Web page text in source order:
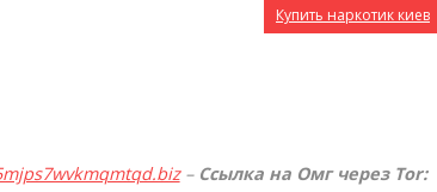
Купить наркотик киев
– Ссылка на Омг через Tor: